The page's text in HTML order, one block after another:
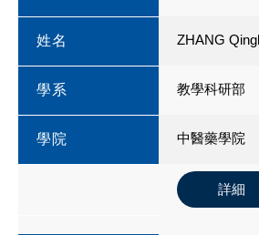
姓名 ZHANG
學系 教學科研部
學院 中醫藥學院
詳細